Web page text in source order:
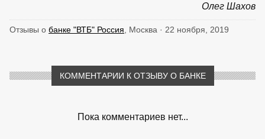
Олег Шахов
Отзывы о банке "ВТБ" Россия , Москва · 22 ноября, 2019
КОММЕНТАРИИ К ОТЗЫВУ О БАНКЕ
Пока комментариев нет...